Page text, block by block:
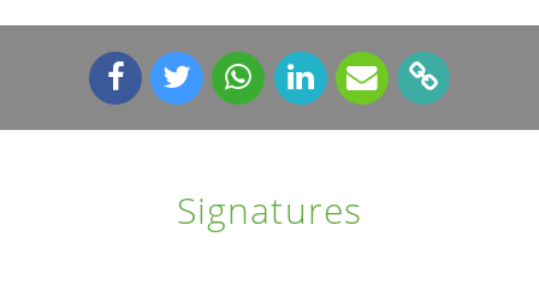
Signatures